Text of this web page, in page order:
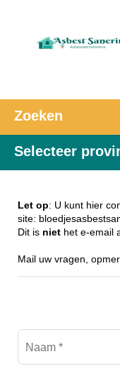
Zoeken
Selecteer
Let op: U kunt hier
site:
Dit is niet het e-email
Mail uw vragen,